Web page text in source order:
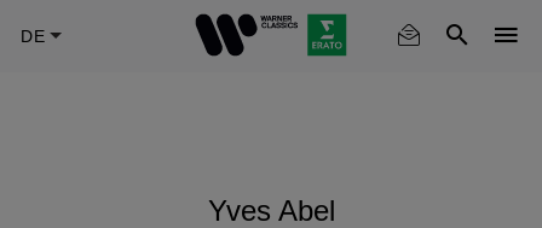
Yves Abel